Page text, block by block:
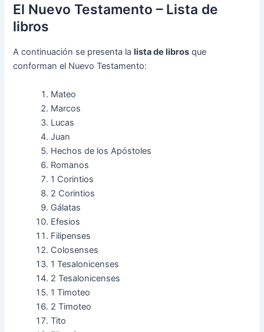
El Nuevo Testamento – Lista de
libros
A continuación se presenta la lista de libros que
conforman el Nuevo Testamento:
Mateo
Marcos
Lucas
Juan
Hechos de los Apóstoles
Romanos
1 Corintios
2 Corintios
Gálatas
Efesios
Filipenses
Colosenses
1 Tesalonicenses
2 Tesalonicenses
1 Timoteo
2 Timoteo
Tito